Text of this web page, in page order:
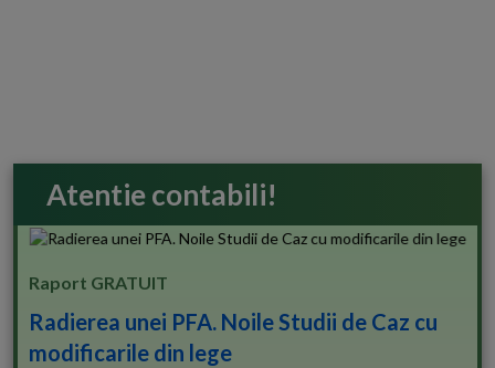
Atentie contabili!
Raport GRATUIT
Radierea unei PFA. Noile Studii de Caz cu
modificarile din lege